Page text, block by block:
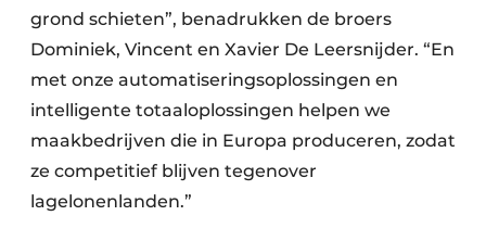
grond schieten”, benadrukken de broers
Dominiek, Vincent en Xavier De Leersnijder. “En
met onze automatiseringsoplossingen en
intelligente totaaloplossingen helpen we
maakbedrijven die in Europa produceren, zodat
ze competitief blijven tegenover
lagelonenlanden.”